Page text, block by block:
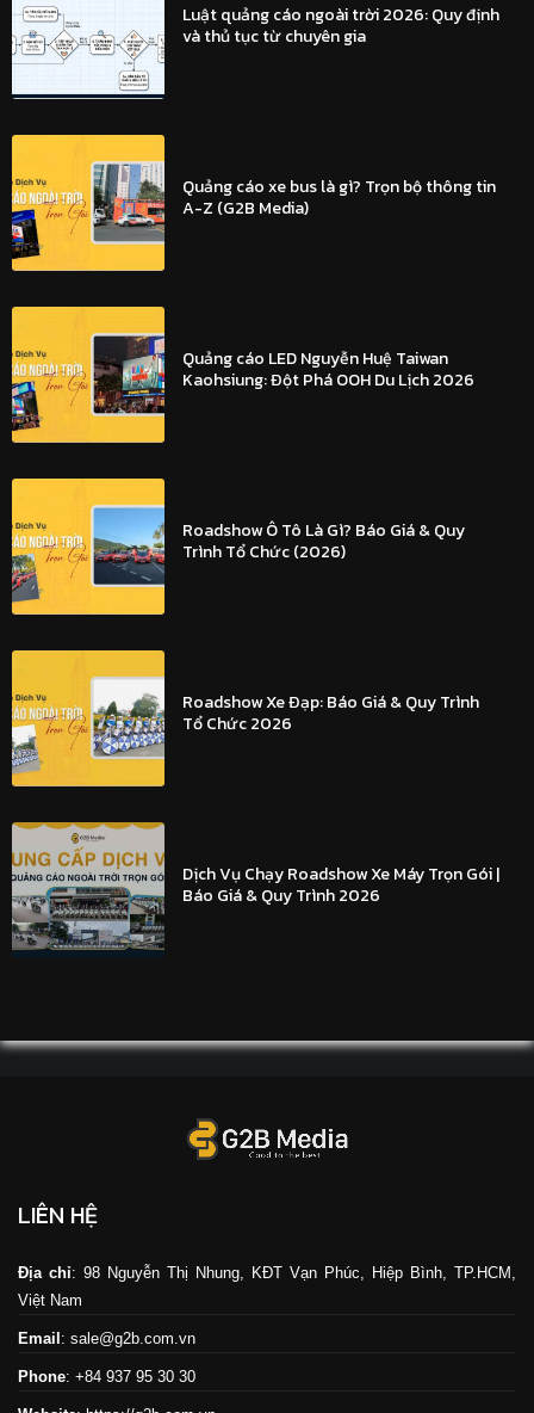
Luật quảng cáo ngoài trời 2026: Quy định
và thủ tục từ chuyên gia
Quảng cáo xe bus là gì? Trọn bộ thông tin
A-Z (G2B Media)
Quảng cáo LED Nguyễn Huệ Taiwan
Kaohsiung: Đột Phá OOH Du Lịch 2026
Roadshow Ô Tô Là Gì? Báo Giá & Quy
Trình Tổ Chức (2026)
Roadshow Xe Đạp: Báo Giá & Quy Trình
Tổ Chức 2026
Dịch Vụ Chạy Roadshow Xe Máy Trọn Gói |
Báo Giá & Quy Trình 2026
LIÊN HỆ
Địa chỉ: 98 Nguyễn Thị Nhung, KĐT Vạn Phúc, Hiệp Bình, TP.HCM,
Việt Nam
Email : sale@g2b.com.vn
Phone: +84 937 95 30 30